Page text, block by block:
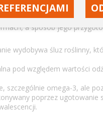
a sposób jego
wydobywa śluz roślinny,
pod względem wartości
szczególnie omega-3, ale
poprzez